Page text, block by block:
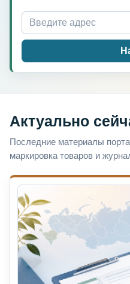
Актуально
Последние материалы
маркировка товаров и